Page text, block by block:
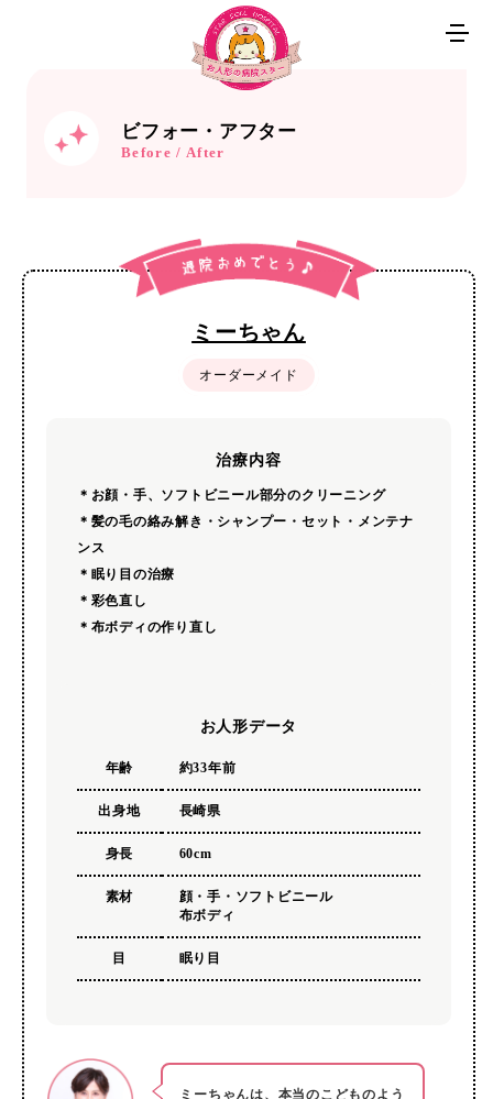
ビフォー・アフター
Before / After
ミーちゃん
オーダーメイド
治療内容
＊お顔・手、ソフトビニール部分のクリーニング
＊髪の毛の絡み解き・シャンプー・セット・メンテナ
ンス
＊眠り目の治療
＊彩色直し
＊布ボディの作り直し
お人形データ
年齢 約33年前
出身地 長崎県
身長 60cm
素材
顔・手・ソフトビニール
布ボディ
目 眠り目
ミーちゃんは、本当のこどものよう